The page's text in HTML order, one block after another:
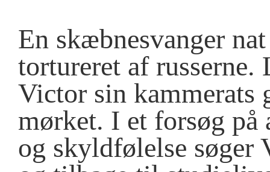
En skæbnesvanger
tortureret af russerne.
Victor sin kammerats
mørket. I et forsøg på
og skyldfølelse